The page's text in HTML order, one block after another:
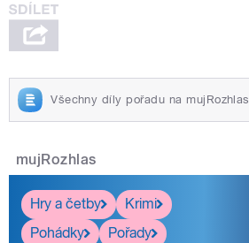
Všechny díly pořadu na mujRozhlas
mujRozhlas
Hry a četby
Krimi
Pohádky
Pořady